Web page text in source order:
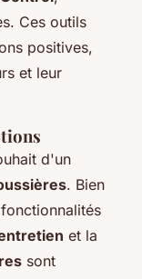
Ces outils
positives,
et leur
d'un
. Bien
et la
sont